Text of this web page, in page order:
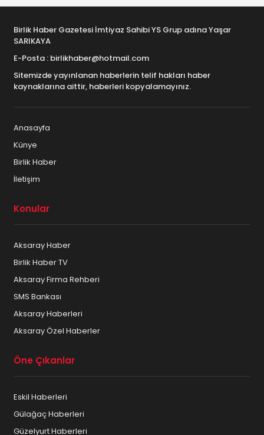
Birlik Haber Gazetesi İmtiyaz Sahibi YS Grup adına Yaşar
SARIKAYA
E-Posta : birlikhaber@hotmail.com
Sitemizde yayınlanan haberlerin telif hakları haber
kaynaklarına aittir, haberleri kopyalamayınız.
Anasayfa
Künye
Birlik Haber
İletişim
Konular
Aksaray Haber
Birlik Haber TV
Aksaray Firma Rehberi
SMS Bankası
Aksaray Haberleri
Aksaray Özel Haberler
Öne Çıkanlar
Eskil Haberleri
Gülağaç Haberleri
Güzelyurt Haberleri